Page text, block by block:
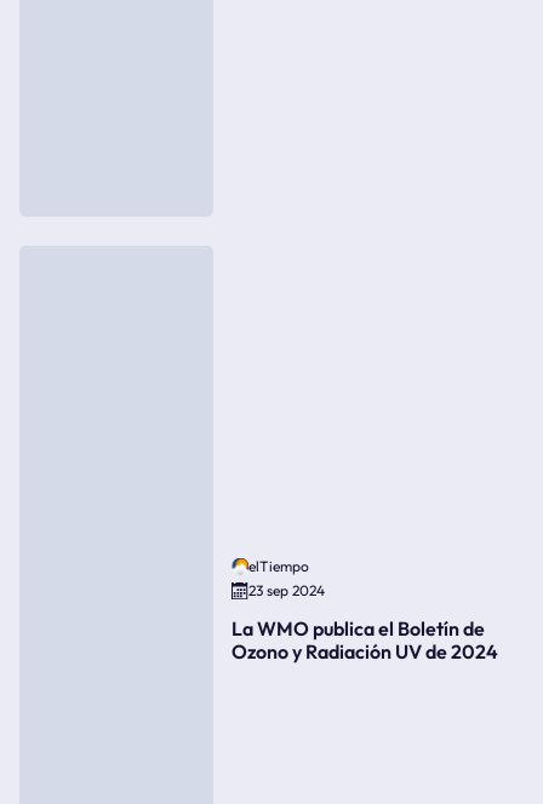
elTiempo
23 sep 2024
La WMO publica el Boletín de
Ozono y Radiación UV de 2024